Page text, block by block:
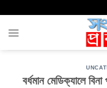
content
বর্ধমান মেডিক্যালে